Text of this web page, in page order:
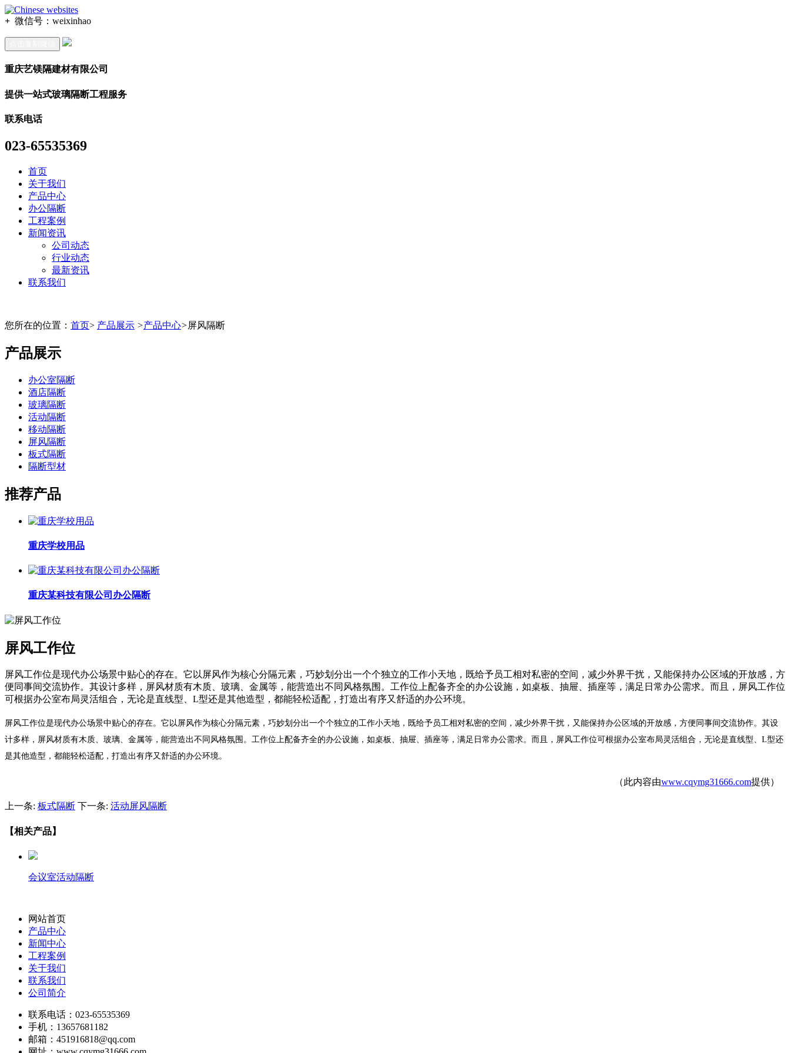
+ 微信号： weixinhao
重庆艺镁隔建材有限公司
提供一站式玻璃隔断工程服务
联系电话
023-65535369
首页
关于我们
产品中心
办公隔断
工程案例
新闻资讯
公司动态
行业动态
最新资讯
联系我们
您所在的位置： 首页> 产品展示 >产品中心>屏风隔断
产品展示
办公室隔断
酒店隔断
玻璃隔断
活动隔断
移动隔断
屏风隔断
板式隔断
隔断型材
推荐产品
重庆学校用品
重庆某科技有限公司办公隔断
屏风工作位
屏风工作位是现代办公场景中贴心的存在。它以屏风作为核心分隔元素，巧妙划分出一个个独立的工作小天地，既给予员工相对私密的空间，减少外界干扰，又能保持办公区域的开放感，方
便同事间交流协作。其设计多样，屏风材质有木质、玻璃、金属等，能营造出不同风格氛围。工作位上配备齐全的办公设施，如桌板、抽屉、插座等，满足日常办公需求。而且，屏风工作位
可根据办公室布局灵活组合，无论是直线型、L型还是其他造型，都能轻松适配，打造出有序又舒适的办公环境。
屏风工作位是现代办公场景中贴心的存在。它以屏风作为核心分隔元素，巧妙划分出一个个独立的工作小天地，既给予员工相对私密的空间，减少外界干扰，又能保持办公区域的开放感，方便同事间交流协作。其设
计多样，屏风材质有木质、玻璃、金属等，能营造出不同风格氛围。工作位上配备齐全的办公设施，如桌板、抽屉、插座等，满足日常办公需求。而且，屏风工作位可根据办公室布局灵活组合，无论是直线型、L型还
是其他造型，都能轻松适配，打造出有序又舒适的办公环境。
（此内容由www.cqymg31666.com提供）
上一条: 板式隔断 下一条: 活动屏风隔断
【相关产品】
会议室活动隔断
网站首页
产品中心
新闻中心
工程案例
关于我们
联系我们
公司简介
联系电话：023-65535369
手机：13657681182
邮箱：451916818@qq.com